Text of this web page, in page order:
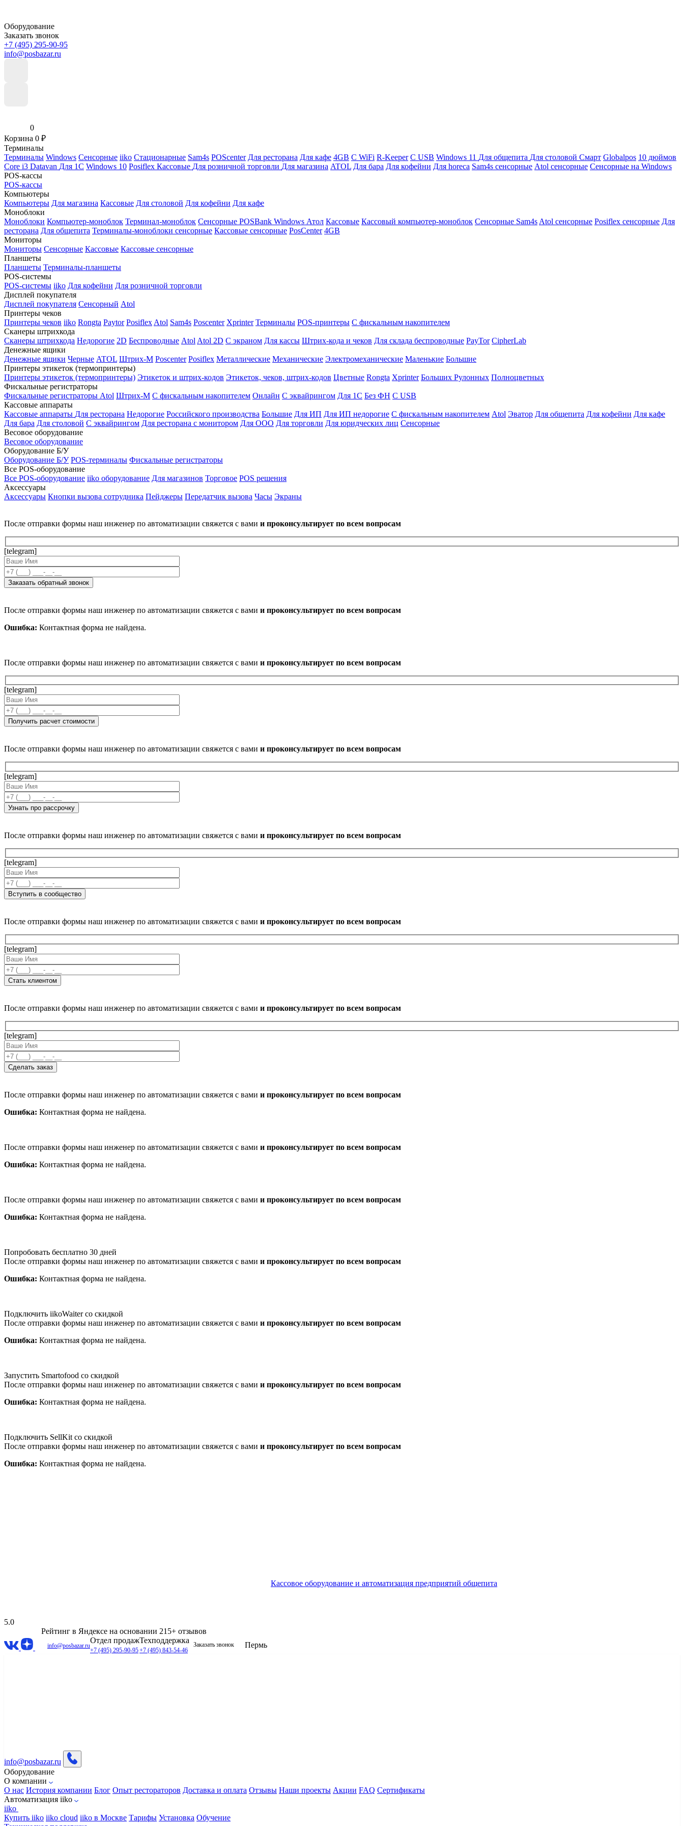
Оборудование
Заказать звонок
+7 (495) 295-90-95
info@posbazar.ru
0
Корзина 0 ₽
Терминалы
Терминалы Windows Сенсорные iiko Стационарные Sam4s POScenter Для ресторана Для кафе 4GB С WiFi R-Keeper С USB Windows 11 Для общепита Для столовой Смарт Globalpos 10 дюймов
Core i3 Datavan Для 1С Windows 10 Posiflex Кассовые Для розничной торговли Для магазина ATOL Для бара Для кофейни Для horeca Sam4s сенсорные Atol сенсорные Сенсорные на Windows
POS-кассы
POS-кассы
Компьютеры
Компьютеры Для магазина Кассовые Для столовой Для кофейни Для кафе
Моноблоки
Моноблоки Компьютер-моноблок Терминал-моноблок Сенсорные POSBank Windows Атол Кассовые Кассовый компьютер-моноблок Сенсорные Sam4s Atol сенсорные Posiflex сенсорные Для
ресторана Для общепита Терминалы-моноблоки сенсорные Кассовые сенсорные PosCenter 4GB
Мониторы
Мониторы Сенсорные Кассовые Кассовые сенсорные
Планшеты
Планшеты Терминалы-планшеты
POS-системы
POS-системы iiko Для кофейни Для розничной торговли
Дисплей покупателя
Дисплей покупателя Сенсорный Atol
Принтеры чеков
Принтеры чеков iiko Rongta Paytor Posiflex Atol Sam4s Poscenter Xprinter Терминалы POS-принтеры С фискальным накопителем
Сканеры штрихкода
Сканеры штрихкода Недорогие 2D Беспроводные Atol Atol 2D С экраном Для кассы Штрих-кода и чеков Для склада беспроводные PayTor CipherLab
Денежные ящики
Денежные ящики Черные ATOL Штрих-М Poscenter Posiflex Металлические Механические Электромеханические Маленькие Большие
Принтеры этикеток (термопринтеры)
Принтеры этикеток (термопринтеры) Этикеток и штрих-кодов Этикеток, чеков, штрих-кодов Цветные Rongta Xprinter Больших Рулонных Полноцветных
Фискальные регистраторы
Фискальные регистраторы Atol Штрих-М С фискальным накопителем Онлайн С эквайрингом Для 1С Без ФН С USB
Кассовые аппараты
Кассовые аппараты Для ресторана Недорогие Российского производства Большие Для ИП Для ИП недорогие С фискальным накопителем Atol Эватор Для общепита Для кофейни Для кафе
Для бара Для столовой С эквайрингом Для ресторана с монитором Для ООО Для торговли Для юридческих лиц Сенсорные
Весовое оборудование
Весовое оборудование
Оборудование Б/У
Оборудование Б/У POS-терминалы Фискальные регистраторы
Все POS-оборудование
Все POS-оборудование iiko оборудование Для магазинов Торговое POS решения
Аксессуары
Аксессуары Кнопки вызова сотрудника Пейджеры Передатчик вызова Часы Экраны
После отправки формы наш инженер по автоматизации свяжется с вами и проконсультирует по всем вопросам
[telegram]
После отправки формы наш инженер по автоматизации свяжется с вами и проконсультирует по всем вопросам
Ошибка: Контактная форма не найдена.
После отправки формы наш инженер по автоматизации свяжется с вами и проконсультирует по всем вопросам
[telegram]
После отправки формы наш инженер по автоматизации свяжется с вами и проконсультирует по всем вопросам
[telegram]
После отправки формы наш инженер по автоматизации свяжется с вами и проконсультирует по всем вопросам
[telegram]
После отправки формы наш инженер по автоматизации свяжется с вами и проконсультирует по всем вопросам
[telegram]
После отправки формы наш инженер по автоматизации свяжется с вами и проконсультирует по всем вопросам
[telegram]
После отправки формы наш инженер по автоматизации свяжется с вами и проконсультирует по всем вопросам
Ошибка: Контактная форма не найдена.
После отправки формы наш инженер по автоматизации свяжется с вами и проконсультирует по всем вопросам
Ошибка: Контактная форма не найдена.
После отправки формы наш инженер по автоматизации свяжется с вами и проконсультирует по всем вопросам
Ошибка: Контактная форма не найдена.
Попробовать бесплатно 30 дней
После отправки формы наш инженер по автоматизации свяжется с вами и проконсультирует по всем вопросам
Ошибка: Контактная форма не найдена.
Подключить iikoWaiter со скидкой
После отправки формы наш инженер по автоматизации свяжется с вами и проконсультирует по всем вопросам
Ошибка: Контактная форма не найдена.
Запустить Smartofood со скидкой
После отправки формы наш инженер по автоматизации свяжется с вами и проконсультирует по всем вопросам
Ошибка: Контактная форма не найдена.
Подключить SellKit со скидкой
После отправки формы наш инженер по автоматизации свяжется с вами и проконсультирует по всем вопросам
Ошибка: Контактная форма не найдена.
Кассовое оборудование и автоматизация предприятий общепита
5.0
Рейтинг в Яндексе на основании 215+ отзывов
info@posbazar.ru
Отдел продаж
+7 (495) 295-90-95
Техподдержка
+7 (495) 843-54-46
Заказать звонок Пермь
info@posbazar.ru
Оборудование
О компании
О нас История компании Блог Опыт рестораторов Доставка и оплата Отзывы Наши проекты Акции FAQ Сертификаты
Автоматизация iiko
iiko
Купить iiko iiko cloud iiko в Москве Тарифы Установка Обучение